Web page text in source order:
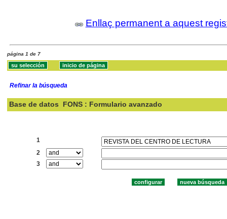
Enllaç permanent a aquest
página 1 de 7
Refinar la búsqueda
Base de datos FONS : Formulario avanzado
1
2
3